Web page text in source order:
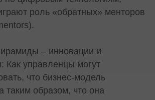
роль «обратных» менторов
– инновации и
Как управленцы могут
что бизнес-модель
таким образом, что она